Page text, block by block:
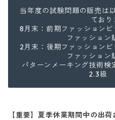
当年度の試験問題の販売は
ており
8月末：前期ファッション
ファッション
2月末：後期ファッション
ファッション
パターンメーキング技術
【重要】夏季休業期間中の出